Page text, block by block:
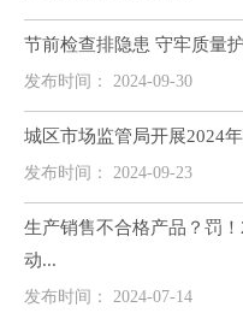
节前检查排隐患 守牢质量
发布时间： 2024-09-30
城区市场监管局开展2024
发布时间： 2024-09-23
生产销售不合格产品？罚
动...
发布时间： 2024-07-14